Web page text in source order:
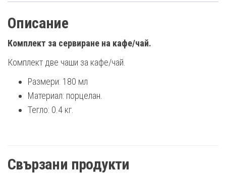
Описание
Комплект за сервиране на кафе/чай.
Комплект две чаши за кафе/чай.
Размери: 180 мл
Материал: порцелан.
Тегло: 0.4 кг.
Свързани продукти